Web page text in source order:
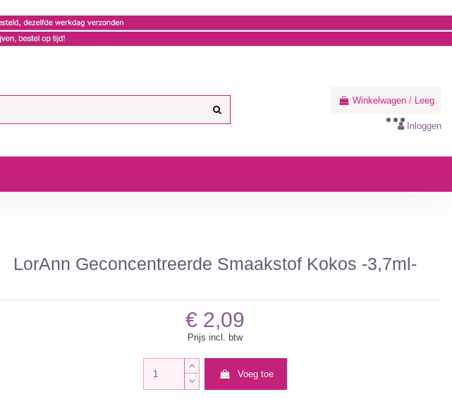
Winkelwagen / Leeg
Inloggen
LorAnn Geconcentreerde Smaakstof Kokos -3,7ml-
€ 2,09
Prijs incl. btw
Voeg toe